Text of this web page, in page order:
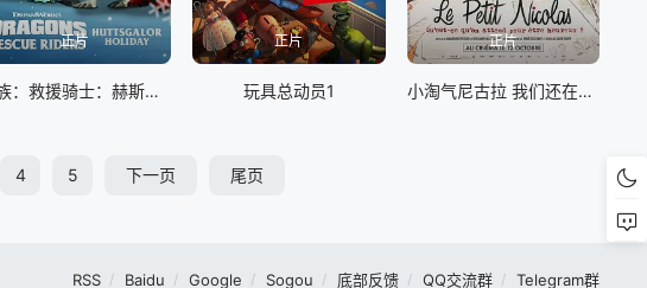
正片
龙族：救援骑士：赫斯佳乐佳节
正片
玩具总动员1
正片
小淘气尼古拉 我们还在等什么才能快乐
4 5 下一页 尾页
RSS Baidu Google Sogou 底部反馈 QQ交流群 Telegram群